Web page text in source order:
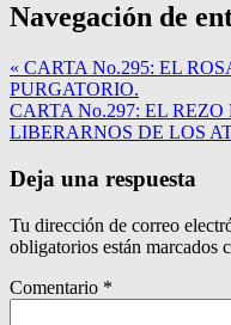
Navegación de
« CARTA No.295: EL
PURGATORIO.
CARTA No.297: EL
LIBERARNOS DE LOS
Deja una respuesta
Tu dirección de correo
obligatorios están marcados
Comentario *